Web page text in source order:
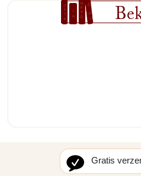
Gratis